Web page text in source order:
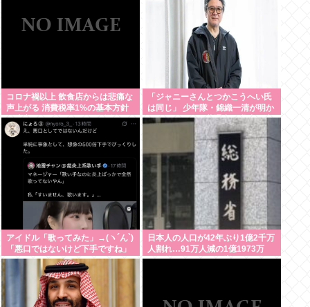
コロナ禍以上 飲食店からは悲痛な
声上がる 消費税率1%の基本方針
を決定も…懸念される”外食離れ”
「ジャニーさんとつかこうへい氏
は同じ」 少年隊・錦織一清が明か
すレジェンドの共通点と我流の演
アイドル「歌ってみた」→(ヽ´ん`)
「悪口ではないけど下手ですね」
日本人の人口が42年ぶり1億2千万
人割れ…91万人減の1億1973万
人、外国人は35万人増